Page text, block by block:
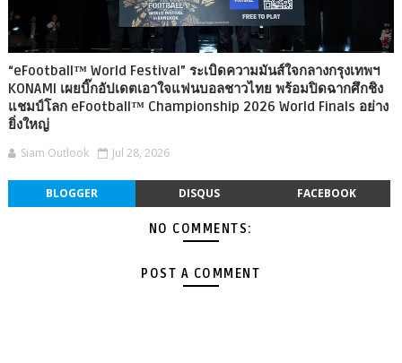
“eFootball™ World Festival” ระเบิดความมันส์ใจกลางกรุงเทพฯ
KONAMI เผยบิ๊กอัปเดตเอาใจแฟนบอลชาวไทย พร้อมปิดฉากศึกชิง
แชมป์โลก eFootball™ Championship 2026 World Finals อย่าง
ยิ่งใหญ่
Siam Outlook Jul 28, 2026
BLOGGER DISQUS FACEBOOK
NO COMMENTS:
POST A COMMENT